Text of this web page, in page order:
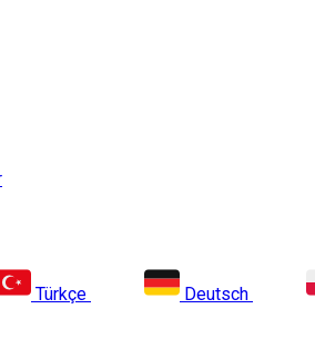
Türkçe Deutsch